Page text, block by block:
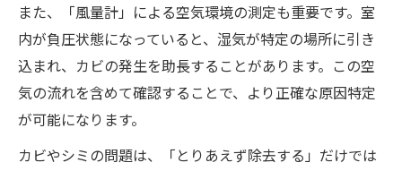
また、「風量計」による空気環境の測定も重要です。室
内が負圧状態になっていると、湿気が特定の場所に引き
込まれ、カビの発生を助長することがあります。この空
気の流れを含めて確認することで、より正確な原因特定
が可能になります。
カビやシミの問題は、「とりあえず除去する」だけでは